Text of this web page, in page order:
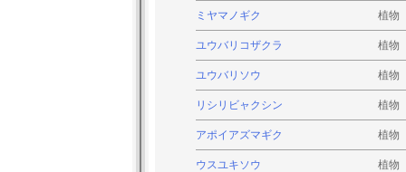
ミヤマノギク 植物
ユウバリコザクラ 植物
ユウバリソウ 植物
リシリビャクシン 植物
アポイアズマギク 植物
ウスユキソウ 植物